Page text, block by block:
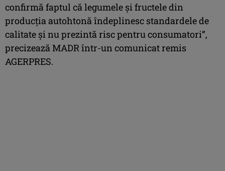
confirmă faptul că legumele şi fructele din
producţia autohtonă îndeplinesc standardele de
calitate şi nu prezintă risc pentru consumatori”,
precizează MADR într-un comunicat remis
AGERPRES.